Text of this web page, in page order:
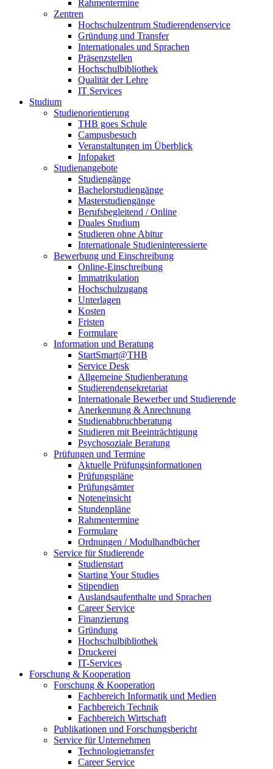
Rahmentermine
Zentren
Hochschulzentrum Studierendenservice
Gründung und Transfer
Internationales und Sprachen
Präsenzstellen
Hochschulbibliothek
Qualität der Lehre
IT Services
Studium
Studienorientierung
THB goes Schule
Campusbesuch
Veranstaltungen im Überblick
Infopaket
Studienangebote
Studiengänge
Bachelorstudiengänge
Masterstudiengänge
Berufsbegleitend / Online
Duales Studium
Studieren ohne Abitur
Internationale Studieninteressierte
Bewerbung und Einschreibung
Online-Einschreibung
Immatrikulation
Hochschulzugang
Unterlagen
Kosten
Fristen
Formulare
Information und Beratung
StartSmart@THB
Service Desk
Allgemeine Studienberatung
Studierendensekretariat
Internationale Bewerber und Studierende
Anerkennung & Anrechnung
Studienabbruchberatung
Studieren mit Beeinträchtigung
Psychosoziale Beratung
Prüfungen und Termine
Aktuelle Prüfungsinformationen
Prüfungspläne
Prüfungsämter
Noteneinsicht
Stundenpläne
Rahmentermine
Formulare
Ordnungen / Modulhandbücher
Service für Studierende
Studienstart
Starting Your Studies
Stipendien
Auslandsaufenthalte und Sprachen
Career Service
Finanzierung
Gründung
Hochschulbibliothek
Druckerei
IT-Services
Forschung & Kooperation
Forschung & Kooperation
Fachbereich Informatik und Medien
Fachbereich Technik
Fachbereich Wirtschaft
Publikationen und Forschungsbericht
Service für Unternehmen
Technologietransfer
Career Service